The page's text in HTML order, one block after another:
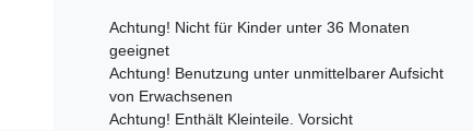
Achtung! Nicht für Kinder unter 36 Monaten
geeignet
Achtung! Benutzung unter unmittelbarer Aufsicht
von Erwachsenen
Achtung! Enthält Kleinteile. Vorsicht